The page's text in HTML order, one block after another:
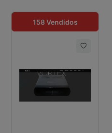
92 Vendidos